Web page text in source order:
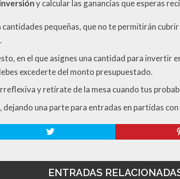
y calcular las ganancias que esperas
pequeñas, que no te permitirán
en el que asignes una cantidad para invertir
excederte del monto presupuestado.
y retírate de la mesa cuando tus
una parte para entradas en partidas
ENTRADAS